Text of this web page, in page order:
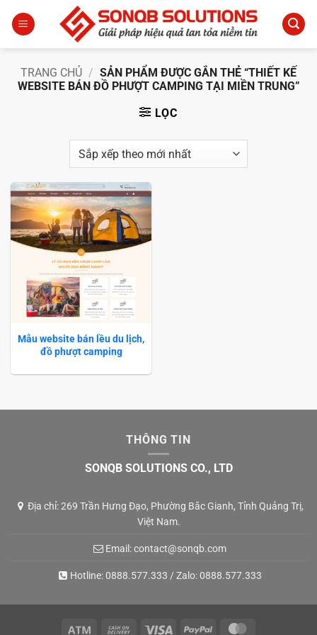
qua
TRANG CHỦ / SẢN PHẨM ĐƯỢC GẮN THẺ “THIẾT KẾ
WEBSITE BÁN ĐỒ PHƯỢT CAMPING TẠI MIỀN TRUNG”
LỌC
Mẫu website bán lều du lịch,
đồ phượt camping
THÔNG TIN
SONQB SOLUTIONS CO., LTD
Địa chỉ: 269 Trần Hưng Đạo, Phường Bắc Gianh, Tỉnh Quảng Trị,
Việt Nam.
Email:contact@sonqb.com
Hotline:0888.577.333 / Zalo:0888.577.333
Atm Cash Visa PayPal